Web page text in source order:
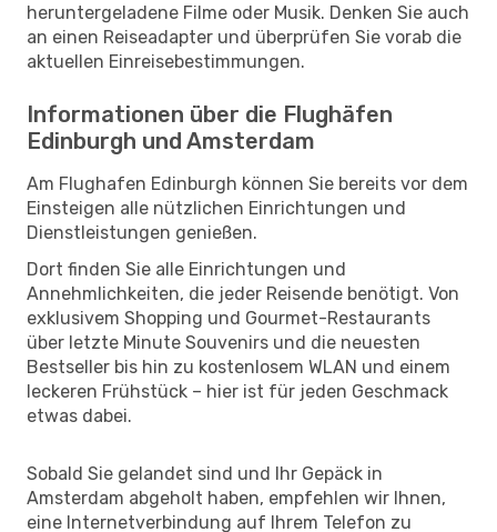
heruntergeladene Filme oder Musik. Denken Sie auch
an einen Reiseadapter und überprüfen Sie vorab die
aktuellen Einreisebestimmungen.
Informationen über die Flughäfen
Edinburgh und Amsterdam
Am Flughafen Edinburgh können Sie bereits vor dem
Einsteigen alle nützlichen Einrichtungen und
Dienstleistungen genießen.
Dort finden Sie alle Einrichtungen und
Annehmlichkeiten, die jeder Reisende benötigt. Von
exklusivem Shopping und Gourmet-Restaurants
über letzte Minute Souvenirs und die neuesten
Bestseller bis hin zu kostenlosem WLAN und einem
leckeren Frühstück – hier ist für jeden Geschmack
etwas dabei.
Sobald Sie gelandet sind und Ihr Gepäck in
Amsterdam abgeholt haben, empfehlen wir Ihnen,
eine Internetverbindung auf Ihrem Telefon zu